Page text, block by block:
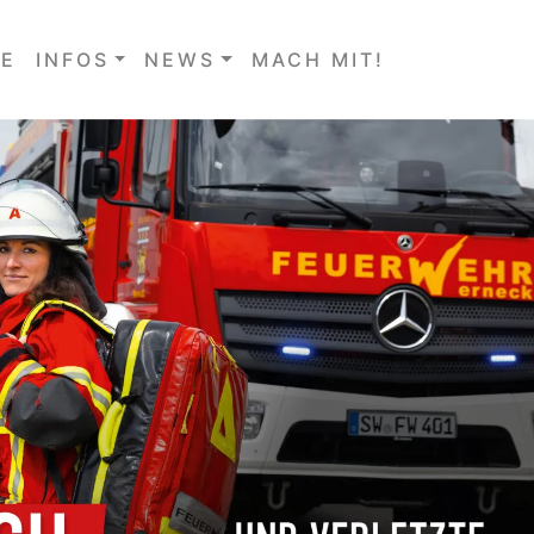
INFOS NEWS MACH MIT!